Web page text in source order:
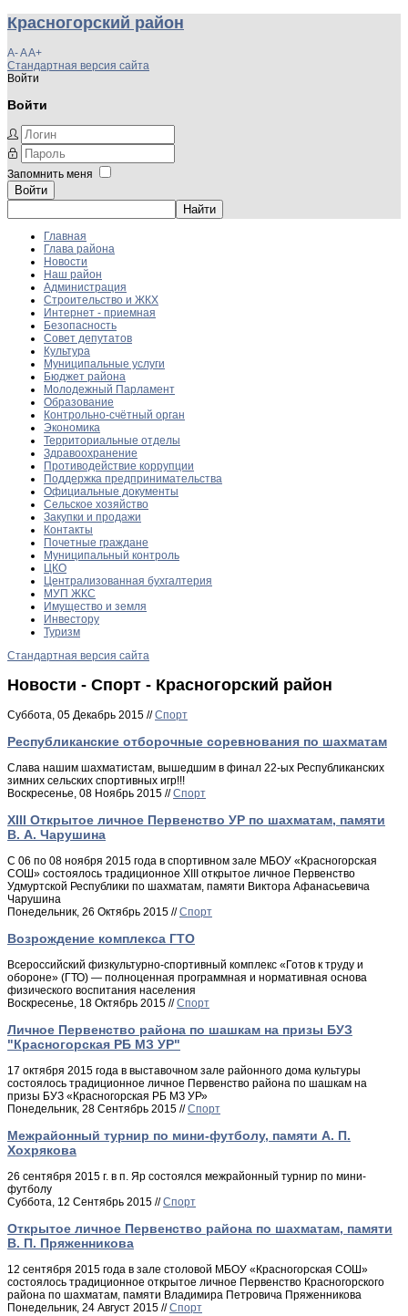
Красногорский район
A-AA+
Стандартная версия сайта
Войти
Войти
Запомнить меня
Войти
Главная
Глава района
Новости
Наш район
Администрация
Строительство и ЖКХ
Интернет - приемная
Безопасность
Совет депутатов
Культура
Муниципальные услуги
Бюджет района
Молодежный Парламент
Образование
Контрольно-счётный орган
Экономика
Территориальные отделы
Здравоохранение
Противодействие коррупции
Поддержка предпринимательства
Официальные документы
Сельское хозяйство
Закупки и продажи
Контакты
Почетные граждане
Муниципальный контроль
ЦКО
Централизованная бухгалтерия
МУП ЖКС
Имущество и земля
Инвестору
Туризм
Стандартная версия сайта
Новости - Спорт - Красногорский район
Суббота, 05 Декабрь 2015 //Спорт
Республиканские отборочные соревнования по шахматам
Слава нашим шахматистам, вышедшим в финал 22-ых Республиканских
зимних сельских спортивных игр!!!
Воскресенье, 08 Ноябрь 2015 //Спорт
XIII Открытое личное Первенство УР по шахматам, памяти
В. А. Чарушина
С 06 по 08 ноября 2015 года в спортивном зале МБОУ «Красногорская
СОШ» состоялось традиционное XIII открытое личное Первенство
Удмуртской Республики по шахматам, памяти Виктора Афанасьевича
Чарушина
Понедельник, 26 Октябрь 2015 //Спорт
Возрождение комплекса ГТО
Всероссийский физкультурно-спортивный комплекс «Готов к труду и
обороне» (ГТО) — полноценная программная и нормативная основа
физического воспитания населения
Воскресенье, 18 Октябрь 2015 //Спорт
Личное Первенство района по шашкам на призы БУЗ
"Красногорская РБ МЗ УР"
17 октября 2015 года в выставочном зале районного дома культуры
состоялось традиционное личное Первенство района по шашкам на
призы БУЗ «Красногорская РБ МЗ УР»
Понедельник, 28 Сентябрь 2015 //Спорт
Межрайонный турнир по мини-футболу, памяти А. П.
Хохрякова
26 сентября 2015 г. в п. Яр состоялся межрайонный турнир по мини-
футболу
Суббота, 12 Сентябрь 2015 //Спорт
Открытое личное Первенство района по шахматам, памяти
В. П. Пряженникова
12 сентября 2015 года в зале столовой МБОУ «Красногорская СОШ»
состоялось традиционное открытое личное Первенство Красногорского
района по шахматам, памяти Владимира Петровича Пряженникова
Понедельник, 24 Август 2015 //Спорт